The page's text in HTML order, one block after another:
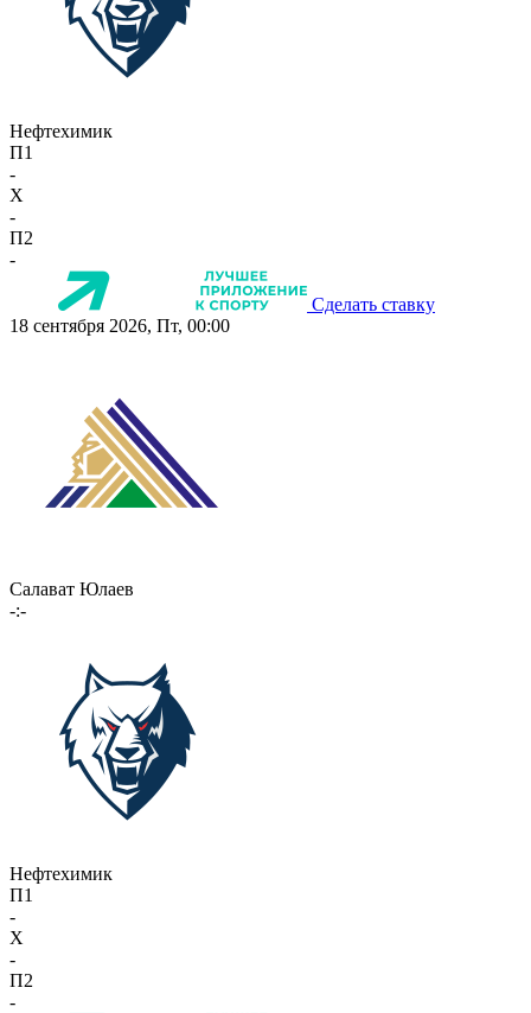
Нефтехимик
П1
-
X
-
П2
-
Сделать ставку
18 сентября 2026, Пт, 00:00
Салават Юлаев
-:-
Нефтехимик
П1
-
X
-
П2
-